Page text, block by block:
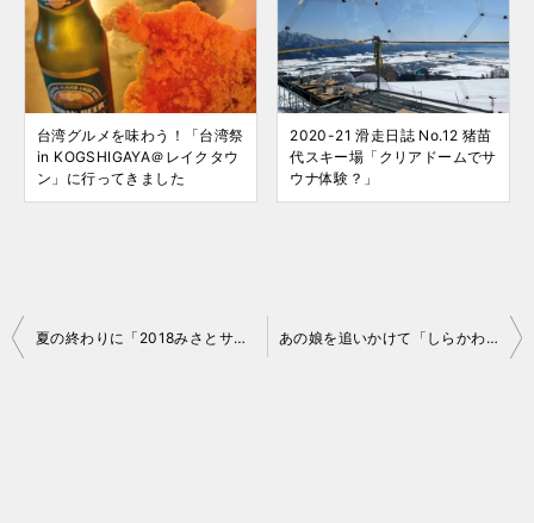
台湾グルメを味わう！「台湾祭
in KOGSHIGAYA＠レイクタウ
ン」に行ってきました
2020-21 滑走日誌 No.12 猪苗
代スキー場「クリアドームでサ
ウナ体験？」
投
夏の終わりに「2018みさとサマーフェスティバル花火大会」へ あの娘を追いかけて「しらかわきゃら市 2018」へ